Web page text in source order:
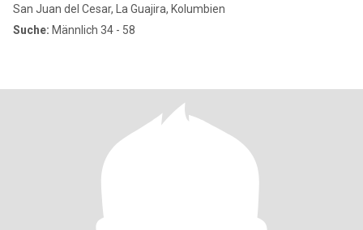
San Juan del Cesar, La Guajira, Kolumbien
Suche: Männlich 34 - 58